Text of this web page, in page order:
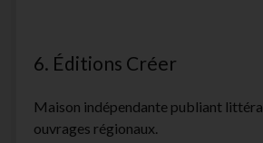
6. Éditions Créer
Maison indépendante publiant
ouvrages régionaux.